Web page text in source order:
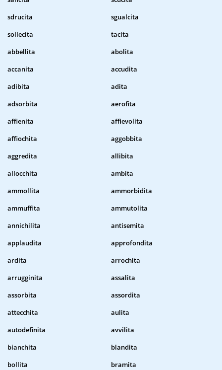
sdrucita
sgualcita
sollecita
tacita
abbellita
abolita
accanita
accudita
adibita
adita
adsorbita
aerofita
affienita
affievolita
affiochita
aggobbita
aggredita
allibita
allocchita
ambita
ammollita
ammorbidita
ammuffita
ammutolita
annichilita
antisemita
applaudita
approfondita
ardita
arrochita
arrugginita
assalita
assorbita
assordita
attecchita
aulita
autodefinita
avvilita
bianchita
blandita
bollita
bramita